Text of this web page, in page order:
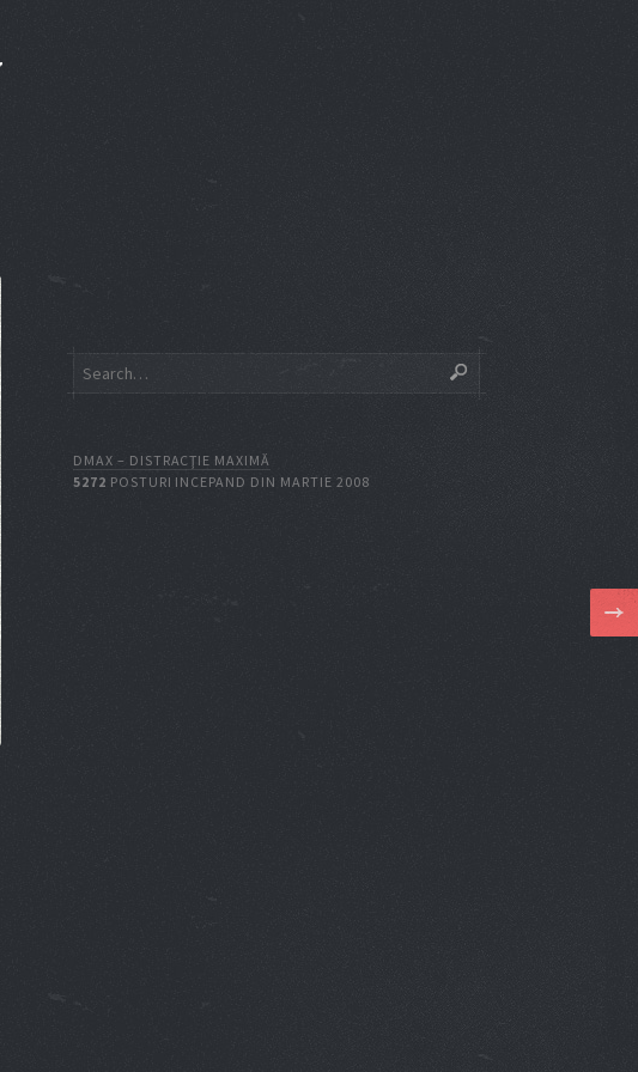
DMAX – DISTRACŢIE MAXIMĂ
5272 POSTURI INCEPAND DIN MARTIE 2008